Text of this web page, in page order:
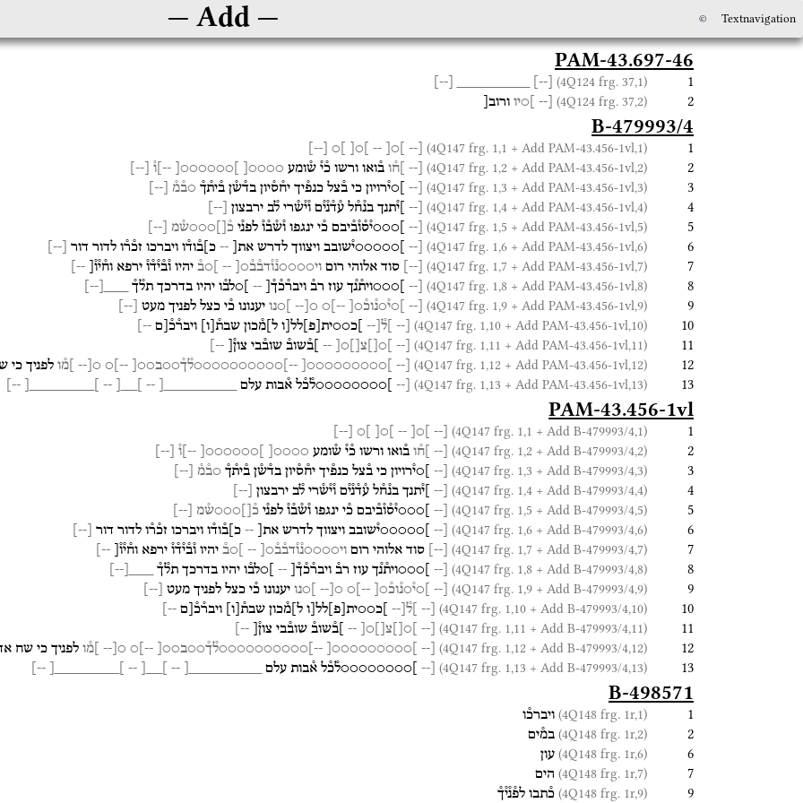
Add © Textnavigation
PAM-43.697-46
1
(4Q124 frg. 37,1)
--
--
2
(4Q124 frg. 37,2)
[-- ]○יו ורוב[
B-479993/4
1
(4Q147 frg. 1,1 + Add PAM-43.456-1vl,1)
[--
]○[
--
]○[
]○
--
2
(4Q147 frg. 1,2 + Add PAM-43.456-1vl,2)
[-- ]ח֯ו ב֯ואו ורשו כ֯י֯ ש֯ומע ○○○○[
]○○○○○○[ --]ו֯ --
3
(4Q147 frg. 1,3 + Add PAM-43.456-1vl,3)
[-- ]○י֯רויון כי ב֯צל כנפ֯יך יח֯ס֯יון בד֯ש֯ן ב֯ית֯ך֯ ○ב֯מ֯ --
4
(4Q147 frg. 1,4 + Add PAM-43.456-1vl,4)
[-- ]י֯תנך בנ֯ח֯ל ע֯ד֯נ֯י֯ם ו֯י֯ש֯רי ל֯ב ירבצון --
5
(4Q147 frg. 1,5 + Add PAM-43.456-1vl,5)
[-- ]○○○י֯ס֯ו֯ב֯יבם כ֯י ינגפו ו֯ש֯ב֯ו֯ לפנ֯י כ֯[]○○○ש֯מ --
6
(4Q147 frg. 1,6 + Add PAM-43.456-1vl,6)
[-- ]○○○○○י֯שובב ויצווך לדרש את[ -- כ]ב֯וד֯ו ויברכו זכ֯ר֯ו לדור דור --
7
(4Q147 frg. 1,7 + Add PAM-43.456-1vl,7)
-- סוד אלוהי רום וי○○○○נ֯ו֯דב֯ב֯○[ -- ]○ב֯ יהיו ו֯ב֯י֯ד֯ו֯ ירפא וח֯י֯ו֯[ --]
8
(4Q147 frg. 1,8 + Add PAM-43.456-1vl,8)
[-- ]○○○וית֯נ֯ך עוז רב֯ ויבר֯כ֯ך֯[ -- ]○לב֯ו יהיו בדרכך תל֯ך֯ --
9
(4Q147 frg. 1,9 + Add PAM-43.456-1vl,9)
[-- ]○י֯○נ֯וכ֯○[ --]○
○[-- ]○נו יענונו כ֯י כצל לפניך מעט --
10
(4Q147 frg. 1,10 + Add PAM-43.456-1vl,10)
[-- ]ל֯[-- ]כ○○ית פ לל[ו ל]מ֯כון שבת֯ ו ויבר֯כ֯[ם --]
11
(4Q147 frg. 1,11 + Add PAM-43.456-1vl,11)
[-- ]○[]צ[]○[ -- ]ב֯שוב֯ שוב֯בי צון֯[ --]
12
(4Q147 frg. 1,12 + Add PAM-43.456-1vl,12)
[--
]○○○○○○○○○[ --]○○○○○○○○○○ל֯ך֯○○ב○○[ --]○
○[-- ]מ֯ו לפניך כי
13
(4Q147 frg. 1,13 + Add PAM-43.456-1vl,13)
[-- ]○○○○○○○○ל֯כ֯ל א֯בות עלם --
--
--]
PAM-43.456-1vl
1
(4Q147 frg. 1,1 + Add B-479993/4,1)
[--
]○[
--
]○[
]○
--
2
(4Q147 frg. 1,2 + Add B-479993/4,2)
[-- ]ח֯ו ב֯ואו ורשו כ֯י֯ ש֯ומע ○○○○[
]○○○○○○[ --]ו֯ --
3
(4Q147 frg. 1,3 + Add B-479993/4,3)
[-- ]○י֯רויון כי ב֯צל כנפ֯יך יח֯ס֯יון בד֯ש֯ן ב֯ית֯ך֯ ○ב֯מ֯ --
4
(4Q147 frg. 1,4 + Add B-479993/4,4)
[-- ]י֯תנך בנ֯ח֯ל ע֯ד֯נ֯י֯ם ו֯י֯ש֯רי ל֯ב ירבצון --
5
(4Q147 frg. 1,5 + Add B-479993/4,5)
[-- ]○○○י֯ס֯ו֯ב֯יבם כ֯י ינגפו ו֯ש֯ב֯ו֯ לפנ֯י כ֯[]○○○ש֯מ --
6
(4Q147 frg. 1,6 + Add B-479993/4,6)
[-- ]○○○○○י֯שובב ויצווך לדרש את[ -- כ]ב֯וד֯ו ויברכו זכ֯ר֯ו לדור דור --
7
(4Q147 frg. 1,7 + Add B-479993/4,7)
-- סוד אלוהי רום וי○○○○נ֯ו֯דב֯ב֯○[ -- ]○ב֯ יהיו ו֯ב֯י֯ד֯ו֯ ירפא וח֯י֯ו֯[ --]
8
(4Q147 frg. 1,8 + Add B-479993/4,8)
[-- ]○○○וית֯נ֯ך עוז רב֯ ויבר֯כ֯ך֯[ -- ]○לב֯ו יהיו בדרכך תל֯ך֯ --
9
(4Q147 frg. 1,9 + Add B-479993/4,9)
[-- ]○י֯○נ֯וכ֯○[ --]○
○[-- ]○נו יענונו כ֯י כצל לפניך מעט --
10
(4Q147 frg. 1,10 + Add B-479993/4,10)
[-- ]ל֯[-- ]כ○○ית פ לל[ו ל]מ֯כון שבת֯ ו ויבר֯כ֯[ם --]
11
(4Q147 frg. 1,11 + Add B-479993/4,11)
[-- ]○[]צ[]○[ -- ]ב֯שוב֯ שוב֯בי צון֯[ --]
12
(4Q147 frg. 1,12 + Add B-479993/4,12)
[--
]○○○○○○○○○[ --]○○○○○○○○○○ל֯ך֯○○ב○○[ --]○
○[-- ]מ֯ו לפניך כי שח
13
(4Q147 frg. 1,13 + Add B-479993/4,13)
[-- ]○○○○○○○○ל֯כ֯ל א֯בות עלם --
--
--]
B-498571
1
(4Q148 frg. 1r,1) ויברכ֯ו
2
(4Q148 frg. 1r,2) במ֯ים
6
(4Q148 frg. 1r,6) עון
7
(4Q148 frg. 1r,7) הים
9
(4Q148 frg. 1r,9) כ֯תבו לפ֯נ֯י֯ך֯